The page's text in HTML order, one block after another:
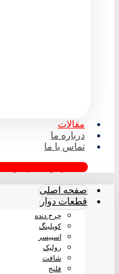
مقالات
درباره ما
تماس با ما
صفحه اصلی
قطعات دوار
چرخ دنده
کوپلینگ
اسپیسر
رولیک
شافت
فلنج